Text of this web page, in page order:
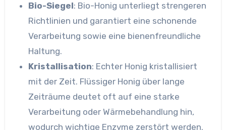
Bio-Siegel: Bio-Honig unterliegt strengeren
Richtlinien und garantiert eine schonende
Verarbeitung sowie eine bienenfreundliche
Haltung.
Kristallisation: Echter Honig kristallisiert
mit der Zeit. Flüssiger Honig über lange
Zeiträume deutet oft auf eine starke
Verarbeitung oder Wärmebehandlung hin,
wodurch wichtige Enzyme zerstört werden.